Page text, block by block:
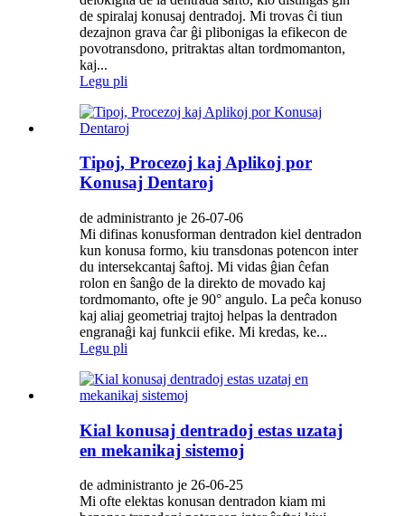
de spiralaj konusaj dentradoj. Mi trovas ĉi tiun
dezajnon grava ĉar ĝi plibonigas la efikecon de
povotransdono, pritraktas altan tordmomanton,
kaj...
Legu pli
Tipoj, Procezoj kaj Aplikoj por
Konusaj Dentaroj
de administranto je 26-07-06
Mi difinas konusforman dentradon kiel dentradon
kun konusa formo, kiu transdonas potencon inter
du intersekcantaj ŝaftoj. Mi vidas ĝian ĉefan
rolon en ŝanĝo de la direkto de movado kaj
tordmomanto, ofte je 90° angulo. La peĉa konuso
kaj aliaj geometriaj trajtoj helpas la dentradon
engranaĝi kaj funkcii efike. Mi kredas, ke...
Legu pli
Kial konusaj dentradoj estas uzataj
en mekanikaj sistemoj
de administranto je 26-06-25
Mi ofte elektas konusan dentradon kiam mi